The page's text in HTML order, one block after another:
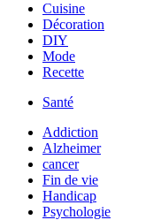
Cuisine
Décoration
DIY
Mode
Recette
Santé
Addiction
Alzheimer
cancer
Fin de vie
Handicap
Psychologie